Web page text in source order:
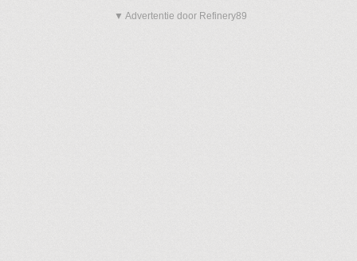
▼ Advertentie door Refinery89